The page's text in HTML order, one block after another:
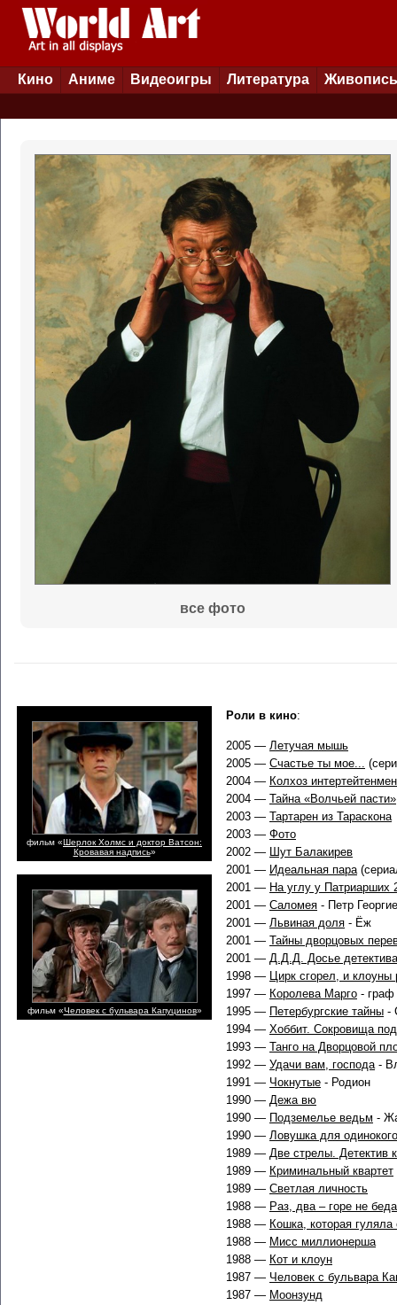
Кино Аниме Видеоигры Литература Живопись
все фото
фильм «Шерлок Холмс и доктор Ватсон:
Кровавая надпись»
фильм «Человек с бульвара Капуцинов»
Роли в кино:
2005 — Летучая мышь
2005 — Счастье ты мое...
2004 — Колхоз
2004 — Тайна «Волчьей пасти»
2003 — Тартарен из Тараскона
2003 — Фото
2002 — Шут Балакирев
2001 — Идеальная пара
2001 — На углу у Патриарших
2001 — Саломея - Петр
2001 — Львиная доля - Ёж
2001 — Тайны дворцовых
2001 — Д.Д.Д. Досье
1998 — Цирк сгорел, и клоуны
1997 — Королева Марго -
1995 — Петербургские тайны -
1994 — Хоббит. Сокровища
1993 — Танго на Дворцовой
1992 — Удачи вам, господа-
1991 — Чокнутые - Родион
1990 — Дежа вю
1990 — Подземелье ведьм -
1990 — Ловушка для
1989 — Две стрелы. Детектив
1989 — Криминальный квартет
1989 — Светлая личность
1988 — Раз, два – горе не
1988 — Кошка, которая
1988 — Мисс миллионерша
1988 — Кот и клоун
1987 — Человек с бульвара
1987 — Моонзунд